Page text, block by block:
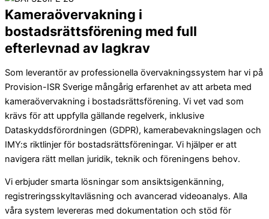
Kameraövervakning i
bostadsrättsförening med full
efterlevnad av lagkrav
Som leverantör av professionella övervakningssystem har vi på
Provision-ISR Sverige mångårig erfarenhet av att arbeta med
kameraövervakning i bostadsrättsförening. Vi vet vad som
krävs för att uppfylla gällande regelverk, inklusive
Dataskyddsförordningen (GDPR), kamerabevakningslagen och
IMY:s riktlinjer för bostadsrättsföreningar. Vi hjälper er att
navigera rätt mellan juridik, teknik och föreningens behov.
Vi erbjuder smarta lösningar som ansiktsigenkänning,
registreringsskyltavläsning och avancerad videoanalys. Alla
våra system levereras med dokumentation och stöd för